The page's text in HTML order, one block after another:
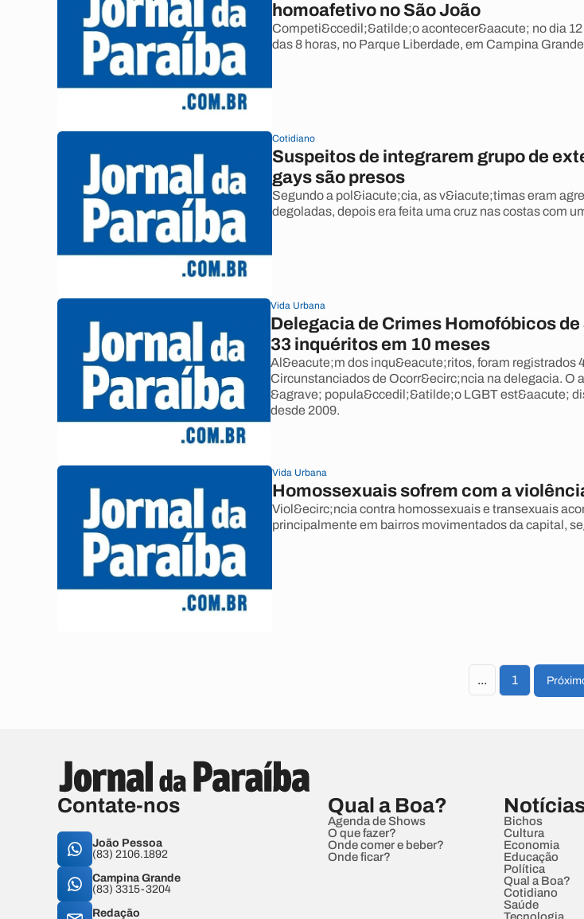
homoafetivo no São João
Competi&ccedil;&atilde;o acontecer&aacute; no dia 12
das 8 horas, no Parque Liberdade, em Campina
Cotidiano
Suspeitos de integrarem grupo de
gays são presos
Segundo a pol&iacute;cia, as v&iacute;timas eram
degoladas, depois era feita uma cruz nas costas com
Vida Urbana
Delegacia de Crimes Homofóbicos
33 inquéritos em 10 meses
Al&eacute;m dos inqu&eacute;ritos, foram registrados
Circunstanciados de Ocorr&ecirc;ncia na delegacia. O
&agrave; popula&ccedil;&atilde;o LGBT est&aacute;
desde 2009.
Vida Urbana
Homossexuais sofrem com a
Viol&ecirc;ncia contra homossexuais e transexuais
principalmente em bairros movimentados da capital,
... 1
Contate-nos
João Pessoa
(83) 2106.1892
Campina Grande
(83) 3315-3204
Redação
Qual a Boa?
Agenda de Shows
O que fazer?
Onde comer e beber?
Onde ficar?
Bichos
Cultura
Economia
Educação
Política
Qual a Boa?
Cotidiano
Saúde